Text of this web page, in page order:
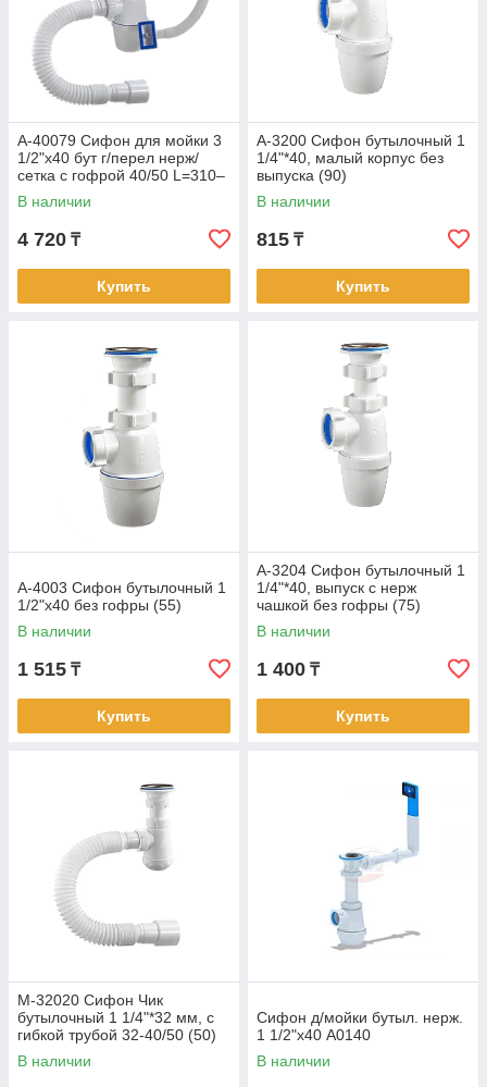
А-40079 Сифон для мойки 3
1/2"x40 бут г/перел нерж/
сетка с гофрой 40/50 L=310–
650мм (22)
В наличии
4 720 ₸
Купить
А-3200 Cифон бутылочный 1
1/4"*40, малый корпус без
выпуска (90)
В наличии
815 ₸
Купить
А-4003 Сифон бутылочный 1
1/2"х40 без гофры (55)
В наличии
1 515 ₸
Купить
А-3204 Сифон бутылочный 1
1/4"*40, выпуск с нерж
чашкой без гофры (75)
В наличии
1 400 ₸
Купить
М-32020 Сифон Чик
бутылочный 1 1/4"*32 мм, с
гибкой трубой 32-40/50 (50)
В наличии
Сифон д/мойки бутыл. нерж.
1 1/2"х40 А0140
В наличии